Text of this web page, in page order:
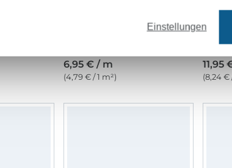
6,95 € / m
(4,79 € / 1 m²)
11,95
(8,24 €
Einstellungen